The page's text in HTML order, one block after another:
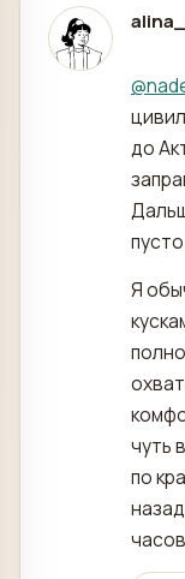
@
до
Я
чуть
по